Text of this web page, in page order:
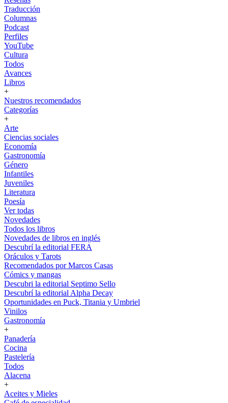
Traducción
Columnas
Podcast
Perfiles
YouTube
Cultura
Todos
Avances
Libros
+
Nuestros recomendados
Categorías
+
Arte
Ciencias sociales
Economía
Gastronomía
Género
Infantiles
Juveniles
Literatura
Poesía
Ver todas
Novedades
Todos los libros
Novedades de libros en inglés
Descubrí la editorial FERA
Oráculos y Tarots
Recomendados por Marcos Casas
Cómics y mangas
Descubri la editorial Septimo Sello
Descubrí la editorial Alpha Decay
Oportunidades en Puck, Titania y Umbriel
Vinilos
Gastronomía
+
Panadería
Cocina
Pastelería
Todos
Alacena
+
Aceites y Mieles